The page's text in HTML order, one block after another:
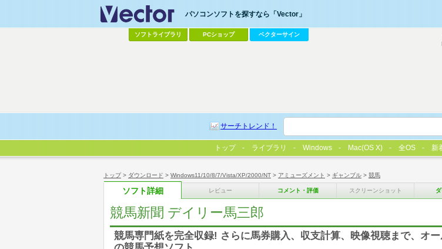
トップ> ダウンロード > Windows11/10/8/7/Vista/XP/2000/NT > アミューズメント > ギャンブル > 競馬
ソフト詳細 レビュー コメント・評価 スクリーンショット
競馬新聞 デイリー馬三郎
競馬専門紙を完全収録! さらに馬券購入、収支計算、映像視聴まで、オ
パソコンソフトを探すなら「Vector」
ソフトライブラリ PCショップ ベクターサイン
サーチトレンド！
トップ ライブラリ Windows Mac(OS X) 全OS 新